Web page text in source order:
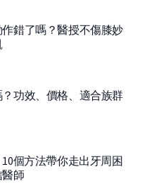
錯了嗎？醫授不傷膝妙
功效、價格、適合族群
個方法帶你走出牙周困
師